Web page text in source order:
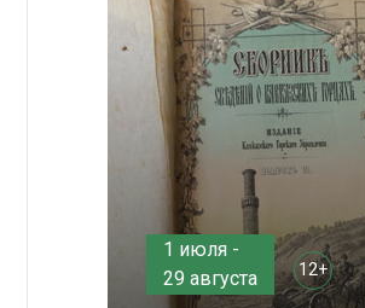
1 июля -
29 августа
12+